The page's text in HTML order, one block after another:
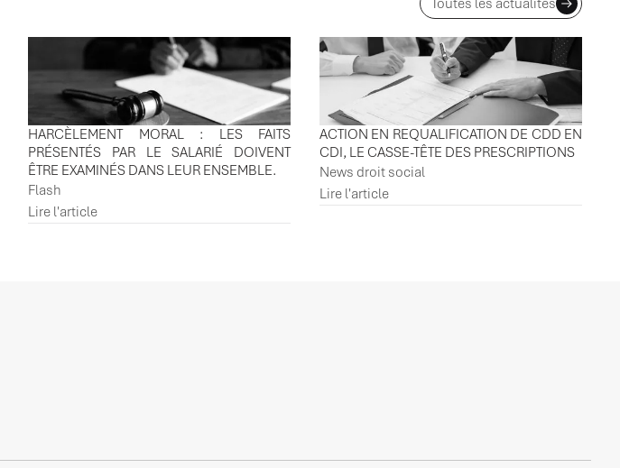
Toutes les actualités
HARCÈLEMENT MORAL : LES FAITS
PRÉSENTÉS PAR LE SALARIÉ DOIVENT
ÊTRE EXAMINÉS DANS LEUR ENSEMBLE.
Flash
Lire l'article
ACTION EN REQUALIFICATION DE CDD EN
CDI, LE CASSE-TÊTE DES PRESCRIPTIONS
News droit social
Lire l'article